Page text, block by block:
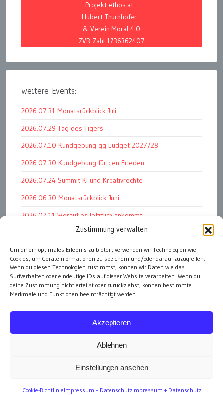
Zustimmung verwalten
Um dir ein optimales Erlebnis zu bieten, verwenden wir Technologien wie
Cookies, um Geräteinformationen zu speichern und/oder darauf zuzugreifen.
Wenn du diesen Technologien zustimmst, können wir Daten wie das
Surfverhalten oder eindeutige IDs auf dieser Website verarbeiten. Wenn du
deine Zustimmung nicht erteilst oder zurückziehst, können bestimmte
Merkmale und Funktionen beeinträchtigt werden.
Akzeptieren
Ablehnen
Einstellungen ansehen
Cookie-RichtlinieImpressum + DatenschutzImpressum + Datenschutz
Projekt ethos.at
Hubert Thurnhofer
& Verein Moral 4.0
ZVR-Zahl 1736362407
weitere Events:
2026.07.31 Monatsrückblick Juli
2026.07.29 Tag des Tigers
2026.07.10 Kundgebung gg Budget 2027/28
2026.07.30 Kundgebung für den Frieden
2026.07.24 Summit KI und Kreativrechte
2026.06.30 Monatsrückblick Juni
2026.07.11 Worauf es letztlich ankommt
2026.07.01 Markenwert Studie 2026
2026.07.07 Open Space im Weltmuseum
2026.06.26 PK Wirtschaftsminister und APG Vorstand
alle Events
Impressum